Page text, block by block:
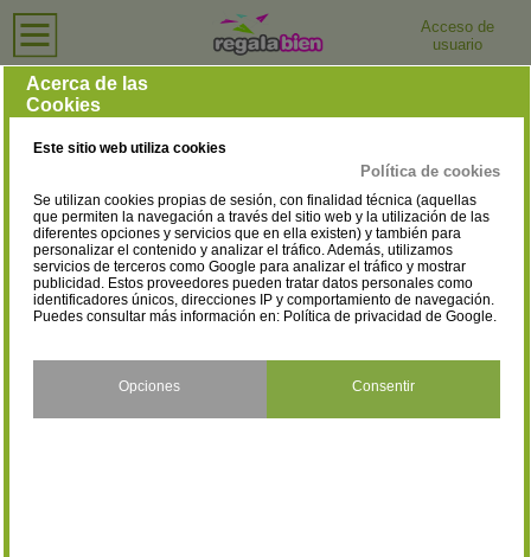
Acceso de
usuario
Joyerías y Relojerías en Segovia
Selecciona la localidad
Inicio › Joyerías y Relojerías
Cantalejo Cuéllar
Acerca de las
Cookies
Este sitio web utiliza cookies
Política de cookies
Se utilizan cookies propias de sesión, con finalidad técnica (aquellas
que permiten la navegación a través del sitio web y la utilización de las
diferentes opciones y servicios que en ella existen) y también para
personalizar el contenido y analizar el tráfico. Además, utilizamos
servicios de terceros como Google para analizar el tráfico y mostrar
publicidad. Estos proveedores pueden tratar datos personales como
identificadores únicos, direcciones IP y comportamiento de navegación.
Puedes consultar más información en: Política de privacidad de Google.
Opciones Consentir